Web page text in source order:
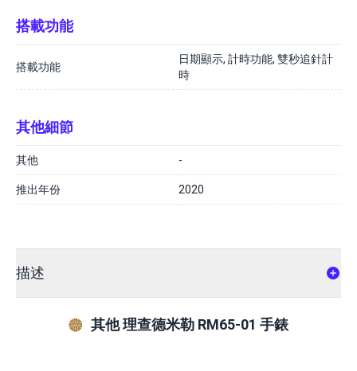
搭載功能
搭載功能
日期顯示, 計時功能, 雙秒追針計
時
其他細節
其他 -
推出年份 2020
描述
其他 理查德米勒 RM65-01 手錶